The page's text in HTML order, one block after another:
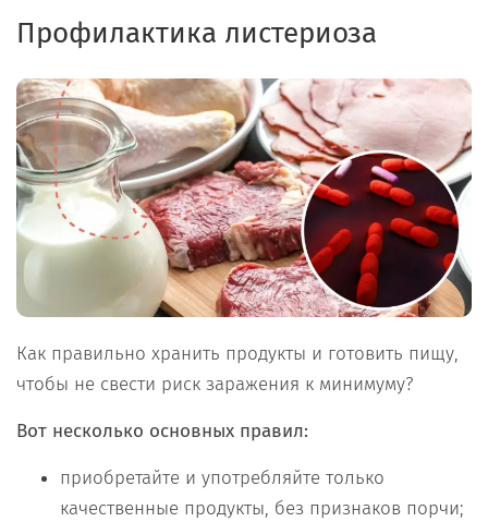
Профилактика листериоза
Как правильно хранить продукты и готовить пищу,
чтобы не свести риск заражения к минимуму?
Вот несколько основных правил:
приобретайте и употребляйте только
качественные продукты, без признаков порчи;